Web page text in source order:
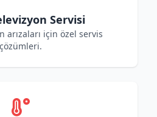
Servisi
arızaları için özel servis
çözümleri.